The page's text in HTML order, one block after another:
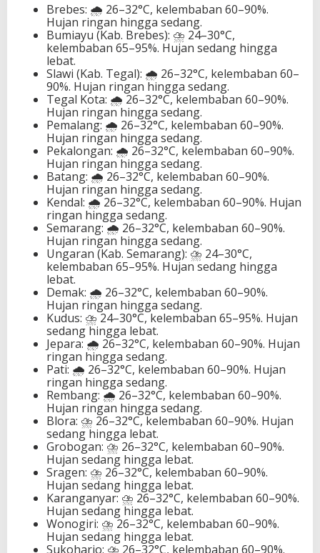
Brebes: 🌧️ 26–32°C, kelembaban 60–90%.
Hujan ringan hingga sedang.
Bumiayu (Kab. Brebes): ⛈️ 24–30°C,
kelembaban 65–95%. Hujan sedang hingga
lebat.
Slawi (Kab. Tegal): 🌧️ 26–32°C, kelembaban 60–
90%. Hujan ringan hingga sedang.
Tegal Kota: 🌧️ 26–32°C, kelembaban 60–90%.
Hujan ringan hingga sedang.
Pemalang: 🌧️ 26–32°C, kelembaban 60–90%.
Hujan ringan hingga sedang.
Pekalongan: 🌧️ 26–32°C, kelembaban 60–90%.
Hujan ringan hingga sedang.
Batang: 🌧️ 26–32°C, kelembaban 60–90%.
Hujan ringan hingga sedang.
Kendal: 🌧️ 26–32°C, kelembaban 60–90%. Hujan
ringan hingga sedang.
Semarang: 🌧️ 26–32°C, kelembaban 60–90%.
Hujan ringan hingga sedang.
Ungaran (Kab. Semarang): ⛈️ 24–30°C,
kelembaban 65–95%. Hujan sedang hingga
lebat.
Demak: 🌧️ 26–32°C, kelembaban 60–90%.
Hujan ringan hingga sedang.
Kudus: ⛈️ 24–30°C, kelembaban 65–95%. Hujan
sedang hingga lebat.
Jepara: 🌧️ 26–32°C, kelembaban 60–90%. Hujan
ringan hingga sedang.
Pati: 🌧️ 26–32°C, kelembaban 60–90%. Hujan
ringan hingga sedang.
Rembang: 🌧️ 26–32°C, kelembaban 60–90%.
Hujan ringan hingga sedang.
Blora: ⛈️ 26–32°C, kelembaban 60–90%. Hujan
sedang hingga lebat.
Grobogan: ⛈️ 26–32°C, kelembaban 60–90%.
Hujan sedang hingga lebat.
Sragen: ⛈️ 26–32°C, kelembaban 60–90%.
Hujan sedang hingga lebat.
Karanganyar: ⛈️ 26–32°C, kelembaban 60–90%.
Hujan sedang hingga lebat.
Wonogiri: ⛈️ 26–32°C, kelembaban 60–90%.
Hujan sedang hingga lebat.
Sukoharjo: ⛈️ 26–32°C, kelembaban 60–90%.